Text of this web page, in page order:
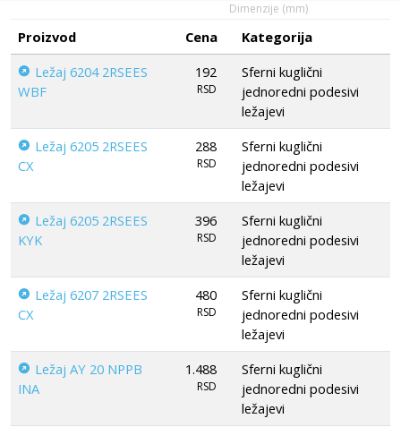
Dimenzije (mm)
Proizvod Cena
Kategorija
Ležaj 6204 2RSEES
WBF
192
RSD
Sferni kuglični
jednoredni podesivi
ležajevi
Ležaj 6205 2RSEES
CX
288
RSD
Sferni kuglični
jednoredni podesivi
ležajevi
Ležaj 6205 2RSEES
KYK
396
RSD
Sferni kuglični
jednoredni podesivi
ležajevi
Ležaj 6207 2RSEES
CX
480
RSD
Sferni kuglični
jednoredni podesivi
ležajevi
Ležaj AY 20 NPPB
INA
1.488
RSD
Sferni kuglični
jednoredni podesivi
ležajevi